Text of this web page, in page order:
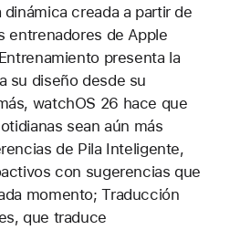
creada a partir de
entrenadores de Apple
presenta la
su diseño desde su
watchOS 26 hace que
sean aún más
de Pila Inteligente,
con sugerencias que
momento; Traducción
que traduce